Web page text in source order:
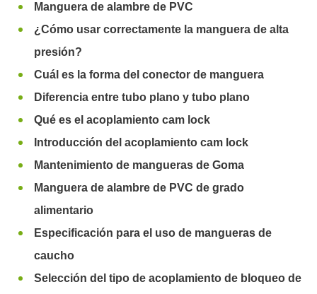
Manguera de alambre de PVC
¿Cómo usar correctamente la manguera de alta
presión?
Cuál es la forma del conector de manguera
Diferencia entre tubo plano y tubo plano
Qué es el acoplamiento cam lock
Introducción del acoplamiento cam lock
Mantenimiento de mangueras de Goma
Manguera de alambre de PVC de grado
alimentario
Especificación para el uso de mangueras de
caucho
Selección del tipo de acoplamiento de bloqueo de